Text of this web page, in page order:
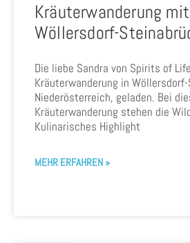
Kräuterwanderung
Wöllersdorf-
Die liebe Sandra von Spirits of
Kräuterwanderung in
Niederösterreich, geladen. Bei
Kräuterwanderung stehen die
Kulinarisches Highlight
MEHR ERFAHREN »